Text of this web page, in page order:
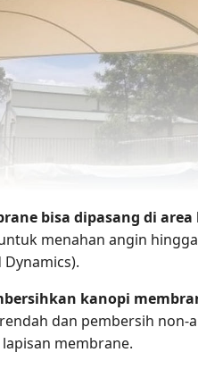
bisa dipasang di
menahan angin
Dynamics).
kanopi
dan pembersih
membrane.